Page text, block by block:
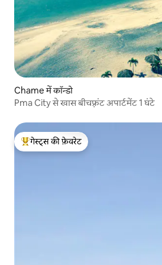
Chame में कॉन्डो
Pma City से खास बीचफ़्रंट अपार्टमेंट 1 घंटे
गेस्ट्स का टॉप फ़ेवरेट
गेस्ट्स की फ़ेवरेट